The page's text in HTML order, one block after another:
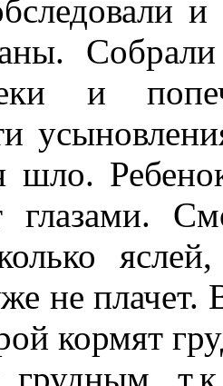
и
шло.
не
кормят